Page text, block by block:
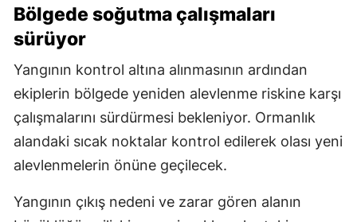
Bölgede soğutma çalışmaları
sürüyor
Yangının kontrol altına alınmasının ardından
ekiplerin bölgede yeniden alevlenme riskine karşı
çalışmalarını sürdürmesi bekleniyor. Ormanlık
alandaki sıcak noktalar kontrol edilerek olası yeni
alevlenmelerin önüne geçilecek.
Yangının çıkış nedeni ve zarar gören alanın